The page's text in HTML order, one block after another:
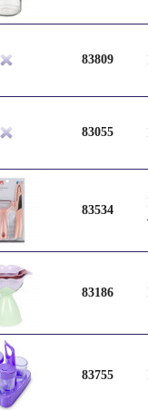
83809
83055
83534
83186
83755